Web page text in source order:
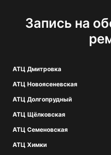
Запись на
АТЦ Дмитровка
АТЦ Новоясеневская
АТЦ Долгопрудный
АТЦ Щёлковская
АТЦ Семеновская
АТЦ Химки